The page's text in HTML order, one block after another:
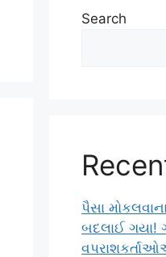
Search
પૈસા
બદલાઈ